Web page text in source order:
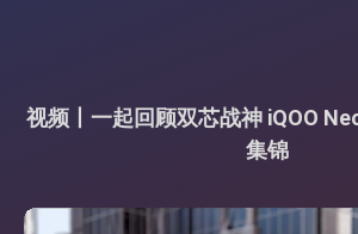
视频丨一起回顾双芯战神 iQOO
集锦
视